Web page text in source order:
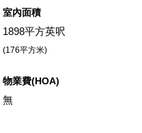
室內面積
1898平方英呎
(176平方米)
物業費(HOA)
無